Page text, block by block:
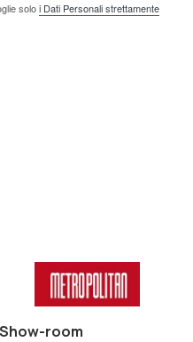
soloi Dati Personali strettamente
Show-room